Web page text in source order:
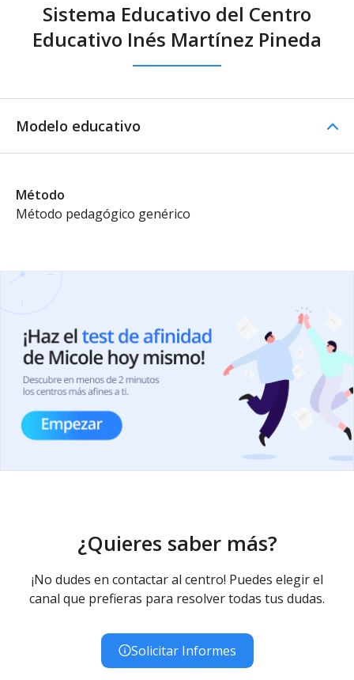
Sistema Educativo del Centro
Educativo Inés Martínez Pineda
Modelo educativo
Método
Método pedagógico genérico
¿Quieres saber más?
¡No dudes en contactar al centro! Puedes elegir el
canal que prefieras para resolver todas tus dudas.
Solicitar Informes